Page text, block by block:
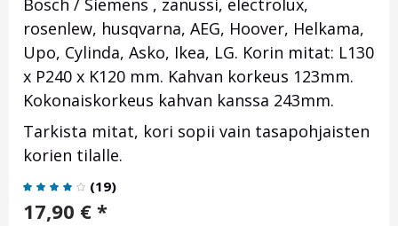
Bosch / Siemens , zanussi, electrolux,
rosenlew, husqvarna, AEG, Hoover, Helkama,
Upo, Cylinda, Asko, Ikea, LG. Korin mitat: L130
x P240 x K120 mm. Kahvan korkeus 123mm.
Kokonaiskorkeus kahvan kanssa 243mm.
Tarkista mitat, kori sopii vain tasapohjaisten
korien tilalle.
(19)
17,90 € *